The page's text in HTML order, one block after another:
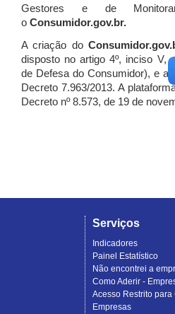
Gestores e de
o Consumidor.gov.br.
A criação do
disposto no artigo 4º, inciso V,
de Defesa do Consumidor), e
Decreto 7.963/2013. A
Decreto nº 8.573, de 19 de
Serviços
Indicadores
Painel Estatístico
Não encontrei a
Como Aderir -
Acesso Restrito para
Empresas